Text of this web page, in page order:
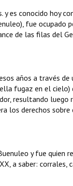
es conocido hoy
fue ocupado
de las filas del
años a través de
fugaz en el cielo)
resultando luego
los derechos sobre
y fue quien
a saber: corrales,